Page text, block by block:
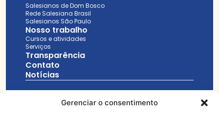
Gerenciar o consentimento
Salesianos de Dom Bosco
Rede Salesiana Brasil
Salesianos São Paulo
Nosso trabalho
Cursos e atividades
Serviços
Transparência
Contato
Notícias